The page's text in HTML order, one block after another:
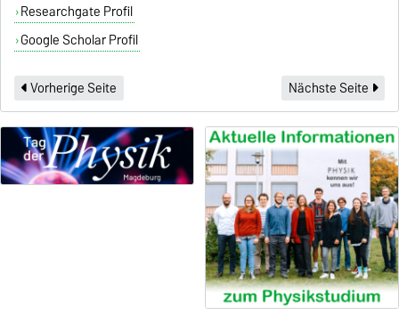
Researchgate Profil
Google Scholar Profil
Vorherige Seite Nächste Seite